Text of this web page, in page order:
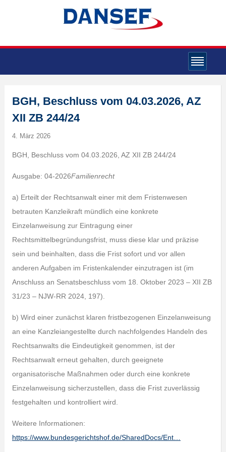
BGH, Beschluss vom 04.03.2026, AZ
XII ZB 244/24
4. März 2026
BGH, Beschluss vom 04.03.2026, AZ XII ZB 244/24
Ausgabe: 04-2026Familienrecht
a) Erteilt der Rechtsanwalt einer mit dem Fristenwesen
betrauten Kanzleikraft mündlich eine konkrete
Einzelanweisung zur Eintragung einer
Rechtsmittelbegründungsfrist, muss diese klar und präzise
sein und beinhalten, dass die Frist sofort und vor allen
anderen Aufgaben im Fristenkalender einzutragen ist (im
Anschluss an Senatsbeschluss vom 18. Oktober 2023 – XII ZB
31/23 – NJW-RR 2024, 197).
b) Wird einer zunächst klaren fristbezogenen Einzelanweisung
an eine Kanzleiangestellte durch nachfolgendes Handeln des
Rechtsanwalts die Eindeutigkeit genommen, ist der
Rechtsanwalt erneut gehalten, durch geeignete
organisatorische Maßnahmen oder durch eine konkrete
Einzelanweisung sicherzustellen, dass die Frist zuverlässig
festgehalten und kontrolliert wird.
Weitere Informationen:
https://www.bundesgerichtshof.de/SharedDocs/Ent…